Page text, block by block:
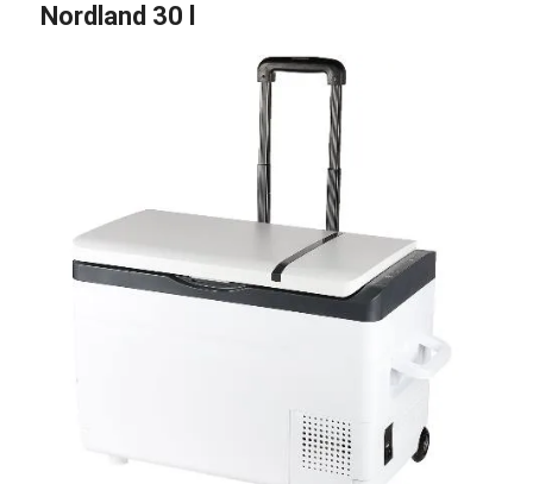
Nordland 30 l